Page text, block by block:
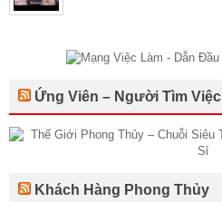
Ứng Viên – Người Tìm Việc
Khách Hàng Phong Thủy